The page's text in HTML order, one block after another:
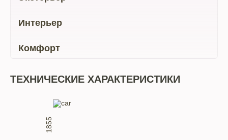
Интерьер
Комфорт
ТЕХНИЧЕСКИЕ ХАРАКТЕРИСТИКИ
1855